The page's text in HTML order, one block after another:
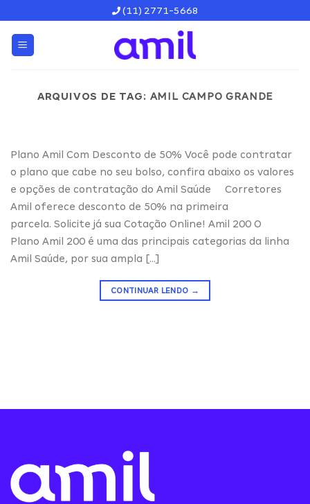
content
(11) 2771-5668
ARQUIVOS DE TAG: AMIL CAMPO GRANDE
Plano Amil Com Desconto de 50% Você pode contratar
o plano que cabe no seu bolso, confira abaixo os valores
e opções de contratação do Amil Saúde Corretores
Amil oferece desconto de 50% na primeira
parcela. Solicite já sua Cotação Online! Amil 200 O
Plano Amil 200 é uma das principais categorias da linha
Amil Saúde, por sua ampla […]
CONTINUAR LENDO →